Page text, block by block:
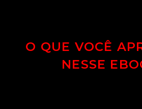
O QUE VOCÊ
NESSE